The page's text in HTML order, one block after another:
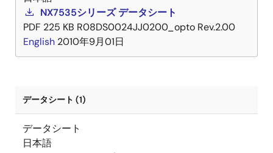
NX7535シリーズ データシート
PDF 225 KB R08DS0024JJ0200_opto Rev.2.00
English 2010年9月01日
データシート (1)
データシート
日本語